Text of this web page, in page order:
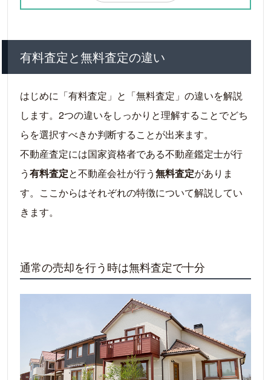
訪問査定
机上査定による不動産価格の算出方法
原価法
取引事例比較法
収益還元法
重要な収益を計算する方法
不動産無料査定のトラブルとは？
しつこい営業電話に注意
査定額と売却額は異なる
よう
トラブルを避けるには？
複数の不動産業者に査定を依頼する
一括査定サイトを利用する
まとめ
一括査定サイトを利用して効率的に不動産
有料査定と無料査定の違い
はじめに「有料査定」と「無料査定」の違いを解説
します。2つの違いをしっかりと理解することでどち
らを選択すべきか判断することが出来ます。
不動産査定には国家資格者である不動産鑑定士が行
う有料査定と不動産会社が行う無料査定がありま
す。ここからはそれぞれの特徴について解説してい
きます。
通常の売却を行う時は無料査定で十分